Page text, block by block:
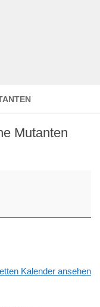
Mutanten
Kalender ansehen